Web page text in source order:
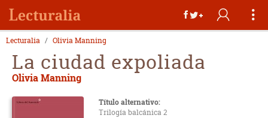
Lecturalia Olivia Manning
La ciudad expoliada
Olivia Manning
Título alternativo:
Trilogía balcánica 2